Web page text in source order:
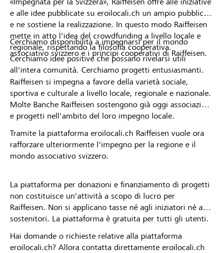
e alle idee pubblicate su eroilocali.ch un ampio pubblico
e ne sostiene la realizzazione. In questo modo Raiffeisen
mette in atto l'idea del crowdfunding a livello locale e
regionale, rispettando la filosofia cooperativa.
Cerchiamo idee positive che possano rivelarsi utili
all'intera comunità. Cerchiamo progetti entusiasmanti.
Cerchiamo disponibilità a impegnarsi per il mondo
associativo svizzero e i principi cooperativi di Raiffeisen.
Raiffeisen si impegna a favore della varietà sociale,
sportiva e culturale a livello locale, regionale e nazionale.
Molte Banche Raiffeisen sostengono già oggi associazioni
e progetti nell'ambito del loro impegno locale.
Tramite la piattaforma eroilocali.ch Raiffeisen vuole ora
rafforzare ulteriormente l'impegno per la regione e il
mondo associativo svizzero.
La piattaforma per donazioni e finanziamento di progetti
non costituisce un'attività a scopo di lucro per
Raiffeisen. Non si applicano tasse né agli iniziatori né ai
sostenitori. La piattaforma è gratuita per tutti gli utenti.
Hai domande o richieste relative alla piattaforma
eroilocali.ch? Allora contatta direttamente eroilocali.ch